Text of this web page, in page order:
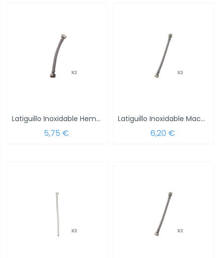
Latiguillo Inoxidable Hembra 3/8 - Hembra...
5,75 €
Latiguillo Inoxidable Macho 3/8 - Hembra...
6,20 €